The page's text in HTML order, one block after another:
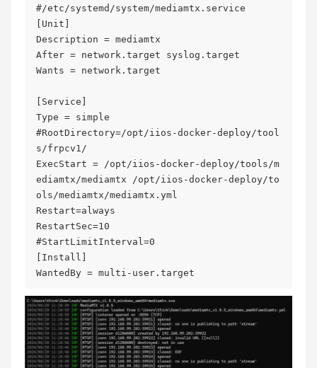
#/etc/systemd/system/mediamtx.service
[Unit]
Description = mediamtx
After = network.target syslog.target
Wants = network.target
[Service]
Type = simple
#RootDirectory=/opt/iios-docker-deploy/tool
s/frpcv1/
ExecStart = /opt/iios-docker-deploy/tools/m
ediamtx/mediamtx /opt/iios-docker-deploy/to
ols/mediamtx/mediamtx.yml
Restart=always
RestartSec=10
#StartLimitInterval=0
[Install]